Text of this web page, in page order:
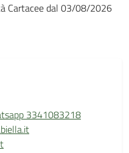
Cartacee dal 03/08/2026
3341083218